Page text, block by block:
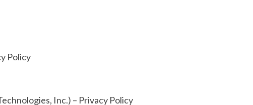
Policy
Inc.) – Privacy Policy